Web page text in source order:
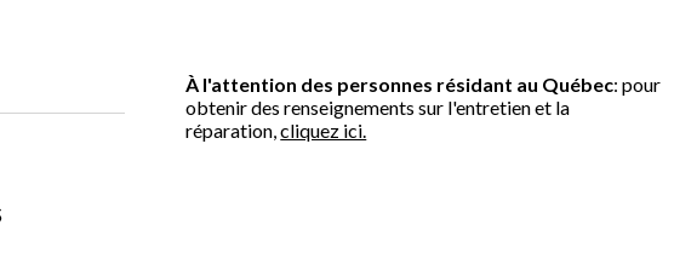
À l'attention des personnes résidant au Québec: pour
obtenir des renseignements sur l'entretien et la
réparation,cliquez ici.